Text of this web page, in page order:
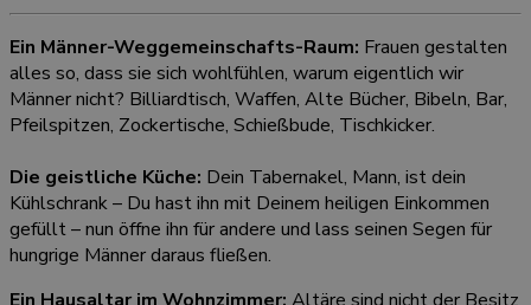
Ein Männer-Weggemeinschafts-Raum: Frauen gestalten
alles so, dass sie sich wohlfühlen, warum eigentlich wir
Männer nicht? Billiardtisch, Waffen, Alte Bücher, Bibeln, Bar,
Pfeilspitzen, Zockertische, Schießbude, Tischkicker.
Die geistliche Küche: Dein Tabernakel, Mann, ist dein
Kühlschrank – Du hast ihn mit Deinem heiligen Einkommen
gefüllt – nun öffne ihn für andere und lass seinen Segen für
hungrige Männer daraus fließen.